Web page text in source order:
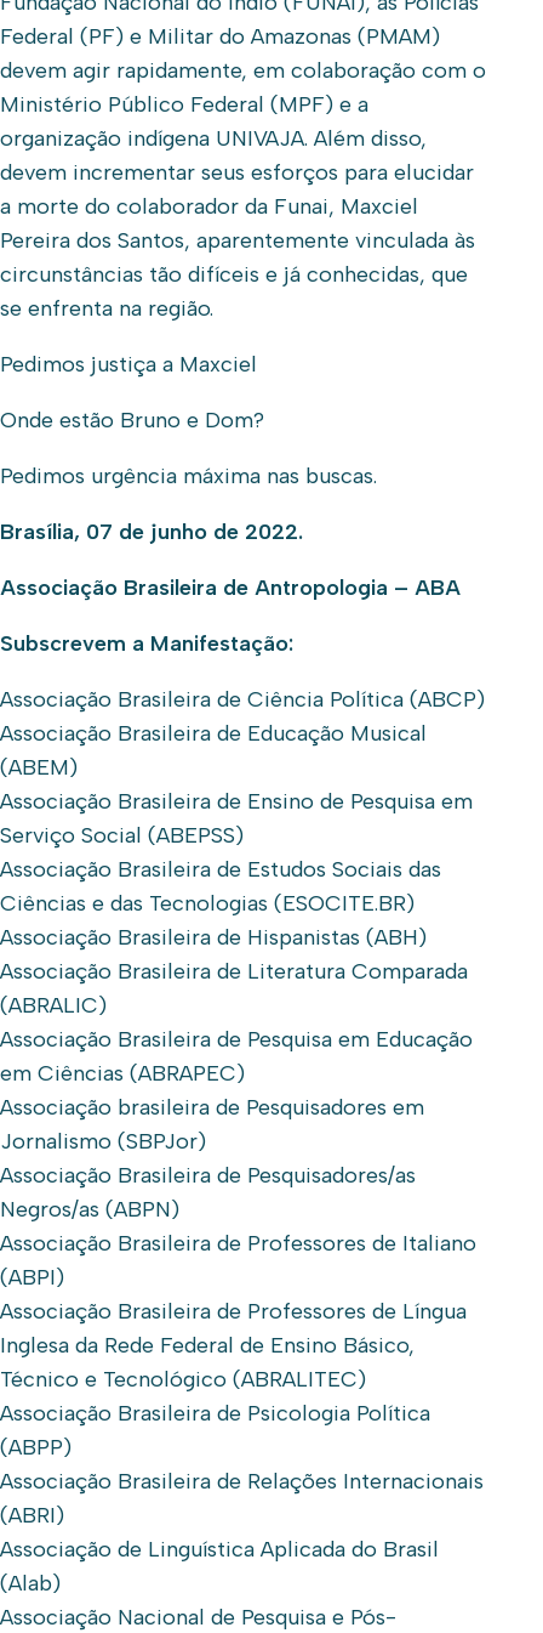
Federal (PF) e Militar do Amazonas (PMAM)
devem agir rapidamente, em colaboração com o
Ministério Público Federal (MPF) e a
organização indígena UNIVAJA. Além disso,
devem incrementar seus esforços para elucidar
a morte do colaborador da Funai, Maxciel
Pereira dos Santos, aparentemente vinculada às
circunstâncias tão difíceis e já conhecidas, que
se enfrenta na região.
Pedimos justiça a Maxciel
Onde estão Bruno e Dom?
Pedimos urgência máxima nas buscas.
Brasília, 07 de junho de 2022.
Associação Brasileira de Antropologia – ABA
Subscrevem a Manifestação:
Associação Brasileira de Ciência Política (ABCP)
Associação Brasileira de Educação Musical
(ABEM)
Associação Brasileira de Ensino de Pesquisa em
Serviço Social (ABEPSS)
Associação Brasileira de Estudos Sociais das
Ciências e das Tecnologias (ESOCITE.BR)
Associação Brasileira de Hispanistas (ABH)
Associação Brasileira de Literatura Comparada
(ABRALIC)
Associação Brasileira de Pesquisa em Educação
em Ciências (ABRAPEC)
Associação brasileira de Pesquisadores em
Jornalismo (SBPJor)
Associação Brasileira de Pesquisadores/as
Negros/as (ABPN)
Associação Brasileira de Professores de Italiano
(ABPI)
Associação Brasileira de Professores de Língua
Inglesa da Rede Federal de Ensino Básico,
Técnico e Tecnológico (ABRALITEC)
Associação Brasileira de Psicologia Política
(ABPP)
Associação Brasileira de Relações Internacionais
(ABRI)
Associação de Linguística Aplicada do Brasil
(Alab)
Associação Nacional de Pesquisa e Pós-